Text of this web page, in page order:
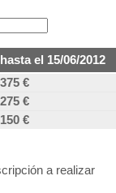
hasta el 15/06/2012
375 €
275 €
150 €
a realizar